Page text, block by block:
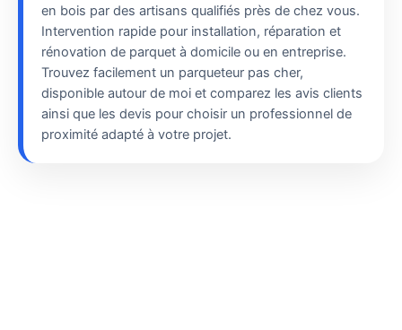
en bois par des artisans qualifiés près de chez vous.
Intervention rapide pour installation, réparation et
rénovation de parquet à domicile ou en entreprise.
Trouvez facilement un parqueteur pas cher,
disponible autour de moi et comparez les avis clients
ainsi que les devis pour choisir un professionnel de
proximité adapté à votre projet.